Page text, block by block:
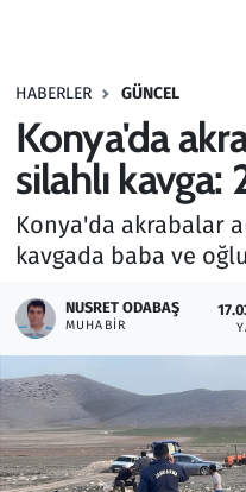
HABERLER GÜNCEL
Konya'da
silahlı kavga:
Konya'da akrabalar
kavgada baba ve
NUSRET ODABAŞ
MUHABIR
Haber
Kültür Sanat
Kurumsal Haberler
Otomobil
Oyun